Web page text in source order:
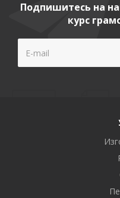
Подпишитесь на
курс